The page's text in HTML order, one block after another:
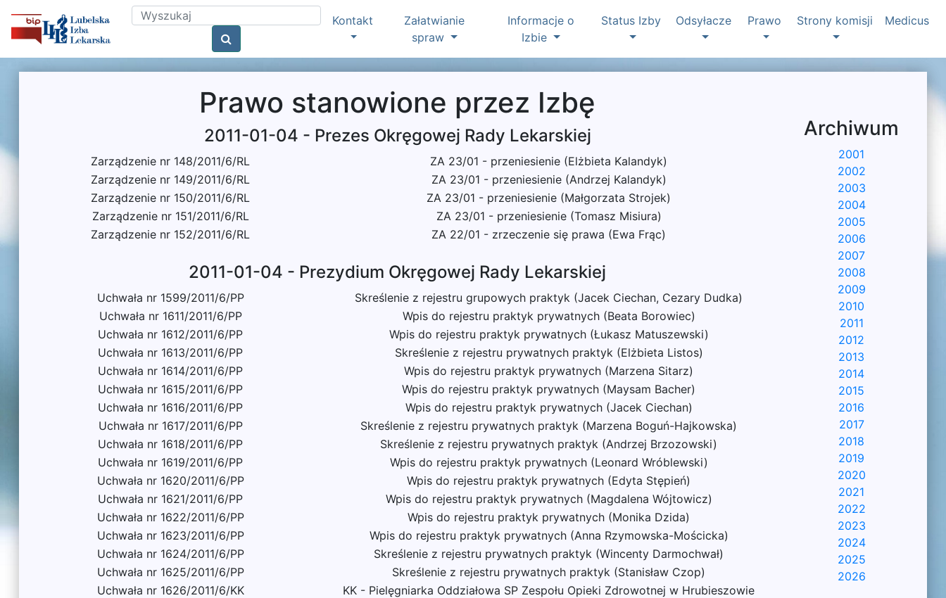
Kontakt
Załatwianie
spraw
Informacje o
Izbie
Status Izby Odsyłacze Prawo Strony komisji Medicus
Prawo stanowione przez Izbę
2011-01-04 - Prezes Okręgowej Rady Lekarskiej
Zarządzenie nr 148/2011/6/RL
ZA 23/01 - przeniesienie (Elżbieta Kalandyk)
Zarządzenie nr 149/2011/6/RL
ZA 23/01 - przeniesienie (Andrzej Kalandyk)
Zarządzenie nr 150/2011/6/RL
ZA 23/01 - przeniesienie (Małgorzata Strojek)
Zarządzenie nr 151/2011/6/RL
ZA 23/01 - przeniesienie (Tomasz Misiura)
Zarządzenie nr 152/2011/6/RL
ZA 22/01 - zrzeczenie się prawa (Ewa Frąc)
2011-01-04 - Prezydium Okręgowej Rady Lekarskiej
Uchwała nr 1599/2011/6/PP
Skreślenie z rejestru grupowych praktyk (Jacek Ciechan, Cezary Dudka)
Uchwała nr 1611/2011/6/PP
Wpis do rejestru praktyk prywatnych (Beata Borowiec)
Uchwała nr 1612/2011/6/PP
Wpis do rejestru praktyk prywatnych (Łukasz Matuszewski)
Uchwała nr 1613/2011/6/PP
Skreślenie z rejestru prywatnych praktyk (Elżbieta Listos)
Uchwała nr 1614/2011/6/PP
Wpis do rejestru praktyk prywatnych (Marzena Sitarz)
Uchwała nr 1615/2011/6/PP
Wpis do rejestru praktyk prywatnych (Maysam Bacher)
Uchwała nr 1616/2011/6/PP
Wpis do rejestru praktyk prywatnych (Jacek Ciechan)
Uchwała nr 1617/2011/6/PP
Skreślenie z rejestru prywatnych praktyk (Marzena Boguń-Hajkowska)
Uchwała nr 1618/2011/6/PP
Skreślenie z rejestru prywatnych praktyk (Andrzej Brzozowski)
Uchwała nr 1619/2011/6/PP
Wpis do rejestru praktyk prywatnych (Leonard Wróblewski)
Uchwała nr 1620/2011/6/PP
Wpis do rejestru praktyk prywatnych (Edyta Stępień)
Uchwała nr 1621/2011/6/PP
Wpis do rejestru praktyk prywatnych (Magdalena Wójtowicz)
Uchwała nr 1622/2011/6/PP
Wpis do rejestru praktyk prywatnych (Monika Dzida)
Uchwała nr 1623/2011/6/PP
Wpis do rejestru praktyk prywatnych (Anna Rzymowska-Mościcka)
Uchwała nr 1624/2011/6/PP
Skreślenie z rejestru prywatnych praktyk (Wincenty Darmochwał)
Uchwała nr 1625/2011/6/PP
Skreślenie z rejestru prywatnych praktyk (Stanisław Czop)
Uchwała nr 1626/2011/6/KK
KK - Pielęgniarka Oddziałowa SP Zespołu Opieki Zdrowotnej w Hrubieszowie
Archiwum
2001
2002
2003
2004
2005
2006
2007
2008
2009
2010
2011
2012
2013
2014
2015
2016
2017
2018
2019
2020
2021
2022
2023
2024
2025
2026